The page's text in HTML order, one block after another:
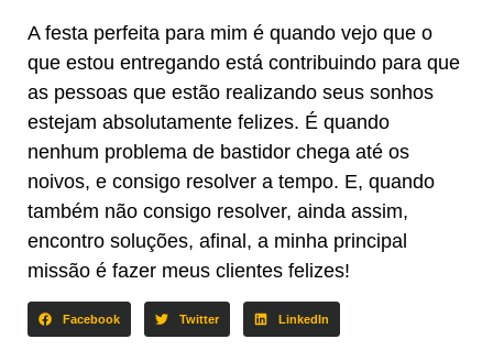
A festa perfeita para mim é quando vejo que o
que estou entregando está contribuindo para que
as pessoas que estão realizando seus sonhos
estejam absolutamente felizes. É quando
nenhum problema de bastidor chega até os
noivos, e consigo resolver a tempo. E, quando
também não consigo resolver, ainda assim,
encontro soluções, afinal, a minha principal
missão é fazer meus clientes felizes!
Facebook Twitter LinkedIn